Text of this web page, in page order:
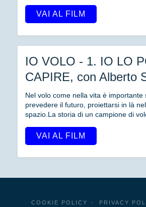
VAI AL FILM
IO VOLO - 1. IO LO
CAPIRE, con Alberto
Nel volo come nella vita è importante
prevedere il futuro, proiettarsi in là
spazio.La storia di un campione di
VAI AL FILM
COOKIE POLICY PRIVACY